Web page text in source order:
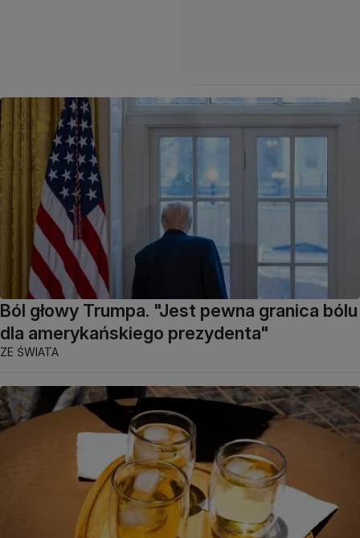
Ból głowy Trumpa. "Jest pewna granica bólu
dla amerykańskiego prezydenta"
ZE ŚWIATA